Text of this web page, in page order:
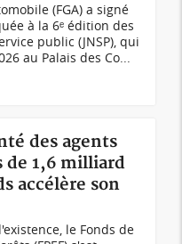
(FGA) a signé
à la 6ᵉ édition des
public (JNSP), qui
au Palais des Co...
des agents
de 1,6 milliard
accélère son
le Fonds de